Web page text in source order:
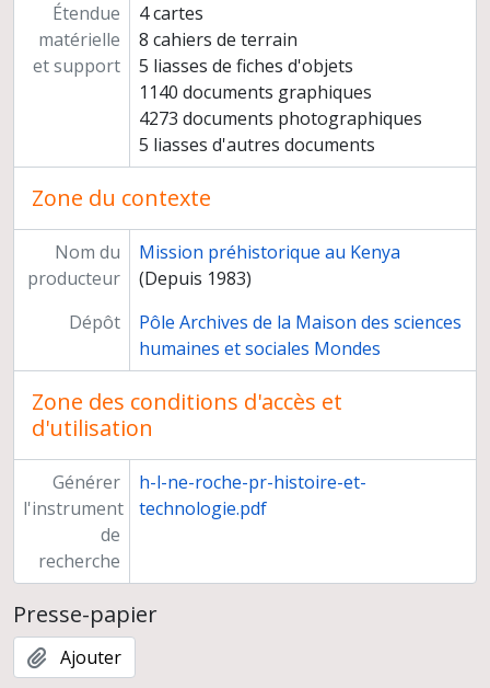
Étendue
matérielle
et support
4 cartes
8 cahiers de terrain
5 liasses de fiches d'objets
1140 documents graphiques
4273 documents photographiques
5 liasses d'autres documents
Zone du contexte
Nom du
producteur
Mission préhistorique au Kenya
(Depuis 1983)
Dépôt
Pôle Archives de la Maison des sciences
humaines et sociales Mondes
Zone des conditions d'accès et
d'utilisation
Générer
l'instrument
de
recherche
h-l-ne-roche-pr-histoire-et-
technologie.pdf
Presse-papier
Ajouter